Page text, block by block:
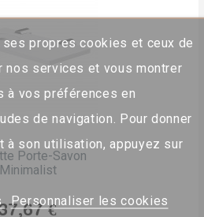
propres cookies et ceux de
nos services et vous montrer
à vos préférences en
de navigation. Pour donner
à son utilisation, appuyez sur
Personnaliser les cookies
Porte-Savon
€